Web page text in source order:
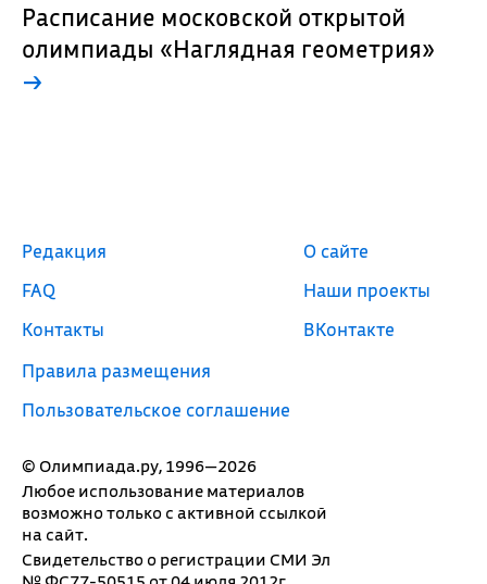
Расписание московской открытой
олимпиады «Наглядная геометрия»
→
© Олимпиада.ру, 1996—2026
Любое использование материалов
возможно только с активной ссылкой
на сайт.
Свидетельство о регистрации СМИ Эл
Редакция
FAQ
Контакты
Правила размещения
Пользовательское соглашение
О сайте
Наши проекты
ВКонтакте